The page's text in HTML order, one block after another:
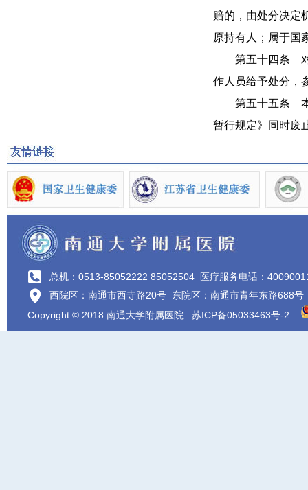
赔的，由处分决定
原持有人；属于国
第五十四条 对法
作人员给予处分，
第五十五条 本
暂行规定》同时废
总机：0513-85052222 85052504 医疗服务电话：
西院区：南通市西寺路20号 东院区：南通市青年东路688号
Copyright © 2018 南通大学附属医院 苏ICP备05033463号-2